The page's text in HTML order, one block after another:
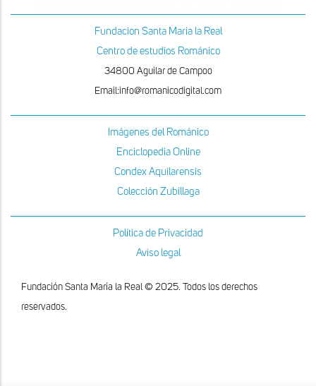
Fundacion Santa Maria la Real
Centro de estudios Románico
34800 Aguilar de Campoo
Email:info@romanicodigital.com
Imágenes del Románico
Enciclopedia Online
Condex Aquilarensis
Colección Zubillaga
Política de Privacidad
Aviso legal
Fundación Santa María la Real © 2025. Todos los derechos
reservados.